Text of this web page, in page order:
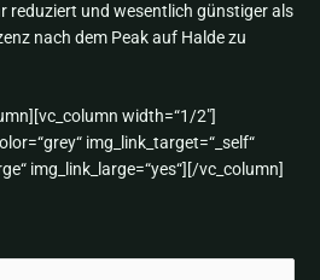
reduziert und wesentlich günstiger als
nach dem Peak auf Halde zu
width=“1/2″]
img_link_target=“_self“
img_link_large=“yes“][/vc_column]